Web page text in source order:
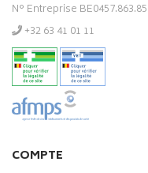
N° Entreprise
‭+32 63 41 01 11‬
COMPTE